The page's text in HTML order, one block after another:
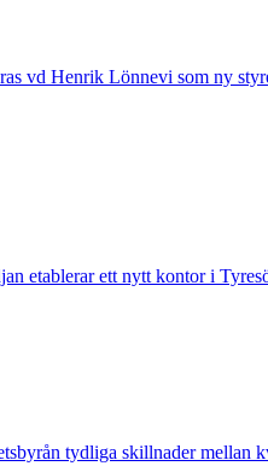
vd Henrik Lönnevi som ny
etablerar ett nytt kontor i
tydliga skillnader mellan